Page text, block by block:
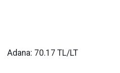
Adana: 70.17 TL/LT